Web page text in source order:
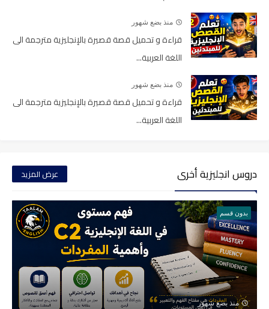
منذ بضع شهور
قراءة و تحميل قصة قصيرة بالإنجليزية مترجمة الى
اللغة العربية...
منذ بضع شهور
قراءة و تحميل قصة قصيرة بالإنجليزية مترجمة الى
اللغة العربية...
دروس انجليزية أخرى عرض المزيد
بدون قسم
منذ بضع شهور